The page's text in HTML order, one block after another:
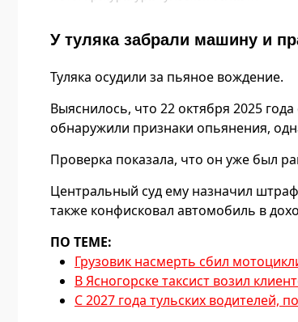
У туляка забрали машину и
Туляка осудили за пьяное вождение.
Выяснилось, что 22 октября 2025
обнаружили признаки опьянения,
Проверка показала, что он уже был
Центральный суд ему назначил
также конфисковал автомобиль в
ПО ТЕМЕ:
Грузовик насмерть сбил
В Ясногорске таксист возил
С 2027 года тульских водителей,